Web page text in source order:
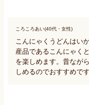
ころころあい(40代・女性)
こんにゃくうどんはい
産品であるこんにゃく
を楽しめます。昔なが
しめるのでおすすめです